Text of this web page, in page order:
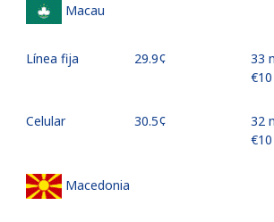
Macau
Línea fija ⁦29.9¢⁩
33
⁦€10⁩
Celular ⁦30.5¢⁩
32
⁦€10⁩
Macedonia